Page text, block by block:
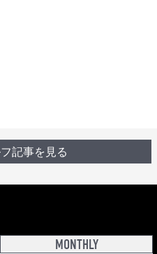
記事を見る
MONTHLY